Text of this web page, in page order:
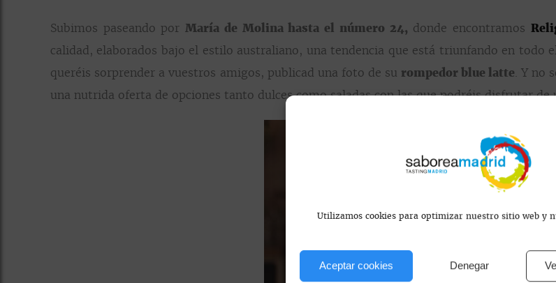
Utilizamos cookies para optimizar nuestro sitio web y
Aceptar cookies Denegar
Subimos paseando porMaría de Molina hasta el número 24, donde encontramos
calidad, elaborados bajo el estilo australiano, una tendencia que está triunfando en todo
queréis sorprender a vuestros amigos, publicad una foto de su rompedor blue latte. Y no
una nutrida oferta de opciones tanto dulces como saladas con las que podréis disfrutar de